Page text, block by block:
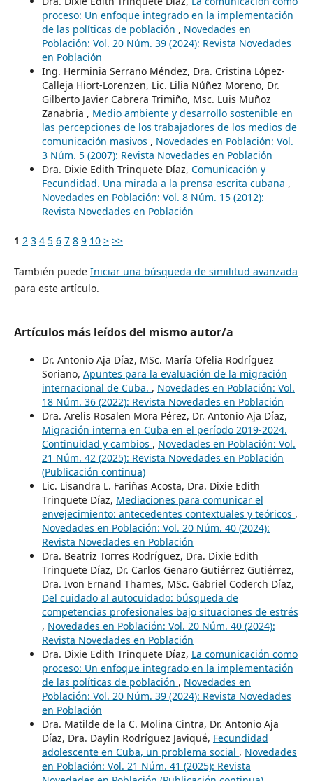
proceso: Un enfoque integrado en la implementación
de las políticas de población , Novedades en
Población: Vol. 20 Núm. 39 (2024): Revista Novedades
en Población
Ing. Herminia Serrano Méndez, Dra. Cristina López-
Calleja Hiort-Lorenzen, Lic. Lilia Núñez Moreno, Dr.
Gilberto Javier Cabrera Trimiño, Msc. Luis Muñoz
Zanabria , Medio ambiente y desarrollo sostenible en
las percepciones de los trabajadores de los medios de
comunicación masivos , Novedades en Población: Vol.
3 Núm. 5 (2007): Revista Novedades en Población
Dra. Dixie Edith Trinquete Díaz, Comunicación y
Fecundidad. Una mirada a la prensa escrita cubana ,
Novedades en Población: Vol. 8 Núm. 15 (2012):
Revista Novedades en Población
1 2 3 4 5 6 7 8 9 10 > >>
También puede Iniciar una búsqueda de similitud avanzada
para este artículo.
Artículos más leídos del mismo autor/a
Dr. Antonio Aja Díaz, MSc. María Ofelia Rodríguez
Soriano, Apuntes para la evaluación de la migración
internacional de Cuba. , Novedades en Población: Vol.
18 Núm. 36 (2022): Revista Novedades en Población
Dra. Arelis Rosalen Mora Pérez, Dr. Antonio Aja Díaz,
Migración interna en Cuba en el período 2019-2024.
Continuidad y cambios , Novedades en Población: Vol.
21 Núm. 42 (2025): Revista Novedades en Población
(Publicación continua)
Lic. Lisandra L. Fariñas Acosta, Dra. Dixie Edith
Trinquete Díaz, Mediaciones para comunicar el
envejecimiento: antecedentes contextuales y teóricos ,
Novedades en Población: Vol. 20 Núm. 40 (2024):
Revista Novedades en Población
Dra. Beatriz Torres Rodríguez, Dra. Dixie Edith
Trinquete Díaz, Dr. Carlos Genaro Gutiérrez Gutiérrez,
Dra. Ivon Ernand Thames, MSc. Gabriel Coderch Díaz,
Del cuidado al autocuidado: búsqueda de
competencias profesionales bajo situaciones de estrés
, Novedades en Población: Vol. 20 Núm. 40 (2024):
Revista Novedades en Población
Dra. Dixie Edith Trinquete Díaz, La comunicación como
proceso: Un enfoque integrado en la implementación
de las políticas de población , Novedades en
Población: Vol. 20 Núm. 39 (2024): Revista Novedades
en Población
Dra. Matilde de la C. Molina Cintra, Dr. Antonio Aja
Díaz, Dra. Daylin Rodríguez Javiqué, Fecundidad
adolescente en Cuba, un problema social , Novedades
en Población: Vol. 21 Núm. 41 (2025): Revista